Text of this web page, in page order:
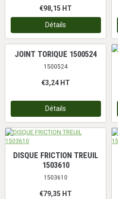
€98,15 HT
Détails
JOINT TORIQUE 1500524
1500524
€3,24 HT
Détails
DISQUE FRICTION TREUIL
1503610
1503610
€79,35 HT